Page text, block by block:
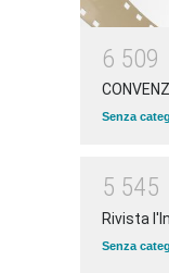
6 509
Senza
5 545
Rivista
Senza